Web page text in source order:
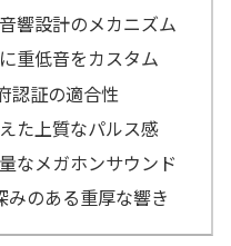
響設計のメカニズム
重低音をカスタム
認証の適合性
た上質なパルス感
なメガホンサウンド
みのある重厚な響き